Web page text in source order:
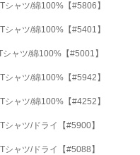
シャツ/綿100%【#5806】
シャツ/綿100%【#5401】
シャツ/綿100%【#5001】
シャツ/綿100%【#5942】
シャツ/綿100%【#4252】
シャツ/ドライ【#5900】
シャツ/ドライ【#5088】